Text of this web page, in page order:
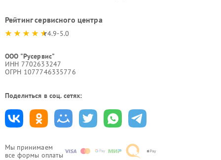
Мы принимаем
все формы оплаты
Рейтинг сервисного центра
4.9-5.0
ООО "Русервис"
ИНН 7702633247
ОГРН 1077746335776
Поделиться в соц. сетях: